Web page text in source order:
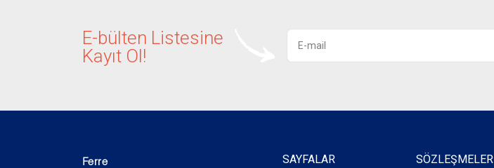
E-bülten Listesine
Kayıt Ol!
Ferre SAYFALAR SÖZLEŞMELER